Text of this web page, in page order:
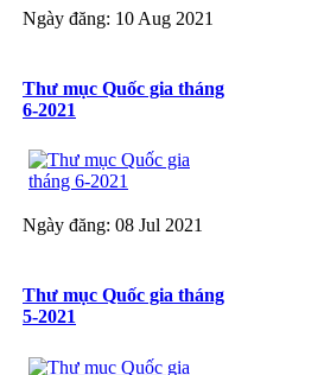
Ngày đăng: 10 Aug 2021
Thư mục Quốc gia tháng
6-2021
Ngày đăng: 08 Jul 2021
Thư mục Quốc gia tháng
5-2021